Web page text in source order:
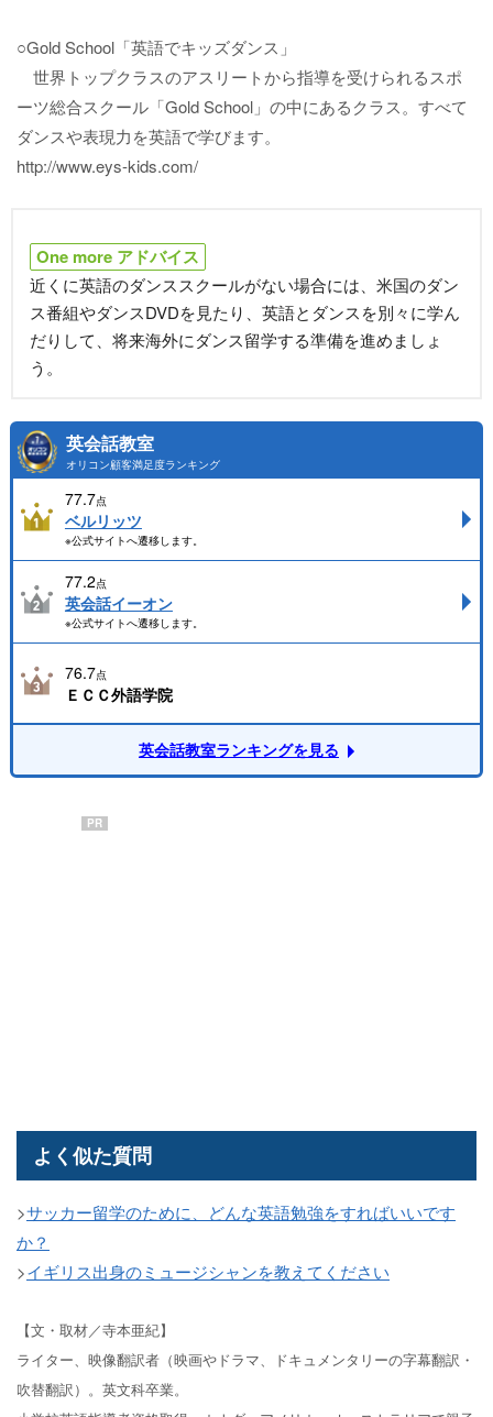
○Gold School「英語でキッズダンス」
世界トップクラスのアスリートから指導を受けられるスポ
ーツ総合スクール「Gold School」の中にあるクラス。すべて
ダンスや表現力を英語で学びます。
http://www.eys-kids.com/
One more アドバイス
近くに英語のダンススクールがない場合には、米国のダン
ス番組やダンスDVDを見たり、英語とダンスを別々に学ん
だりして、将来海外にダンス留学する準備を進めましょ
う。
英会話教室
オリコン顧客満足度ランキング
77.7点
ベルリッツ
※公式サイトへ遷移します。
77.2点
英会話イーオン
※公式サイトへ遷移します。
76.7点
ＥＣＣ外語学院
英会話教室ランキングを見る
PR
よく似た質問
>サッカー留学のために、どんな英語勉強をすればいいです
か？
>イギリス出身のミュージシャンを教えてください
【文・取材／寺本亜紀】
ライター、映像翻訳者（映画やドラマ、ドキュメンタリーの字幕翻訳・
吹替翻訳）。英文科卒業。